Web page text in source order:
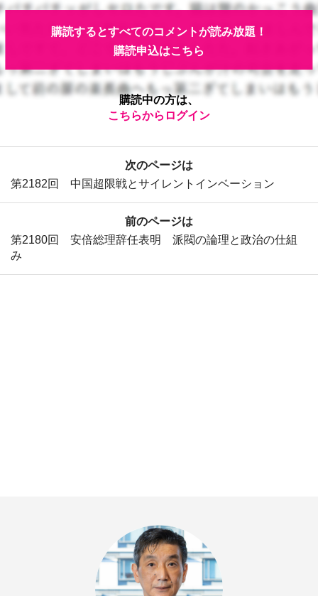
購読するとすべてのコメントが読み放題！
購読申込はこちら
購読中の方は、
こちらからログイン
前のページは
第2180回 安倍総理辞任表明 派閥の論理と政治の仕組
み
次のページは
第2182回 中国超限戦とサイレントインベーション